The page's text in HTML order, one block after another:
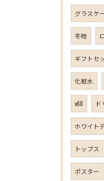
グラスケ
冬物
ギフトセ
化粧水
v60
ホワイト
トップス
ポスター